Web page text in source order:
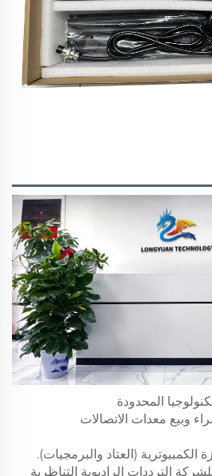
المحدودة
وبيع معدات الاتصالات
الكمبيوترية (العتاد والبرمجيات).
الترددات الراديوية التناظرية